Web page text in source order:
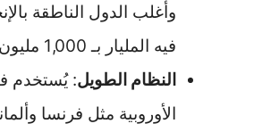
وأغلب الدول الناطقة
فيه المليار بـ 1,000 مليون (9 أصفار).
النظام الطويل: يُستخدم
الأوروبية مثل فرنسا